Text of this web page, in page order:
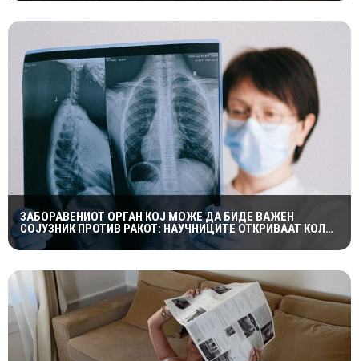
ЗАБОРАВЕНИОТ ОРГАН КОЈ МОЖЕ ДА БИДЕ ВАЖЕН
СОЈУЗНИК ПРОТИВ РАКОТ: НАУЧНИЦИТЕ ОТКРИВААТ КОЛКУ
Е ЗНАЧАЕН ТИМУСОТ